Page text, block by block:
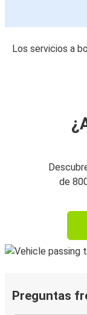
Los servicios a
de
Preguntas